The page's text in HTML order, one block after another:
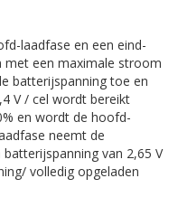
laadfase en een eind-
met een maximale stroom
batterijspanning toe en
V / cel wordt bereikt
en wordt de hoofd-
neemt de
van 2,65 V
volledig opgeladen